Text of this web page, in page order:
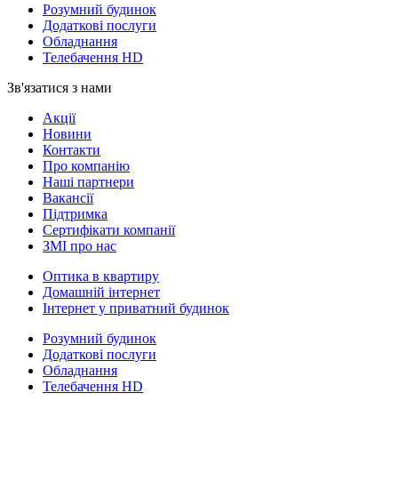
Розумний будинок
Додаткові послуги
Обладнання
Телебачення HD
Зв'язатися з нами
Акції
Новини
Контакти
Про компанію
Наші партнери
Вакансії
Підтримка
Сертифікати компанії
ЗМІ про нас
Оптика в квартиру
Домашній інтернет
Інтернет у приватний будинок
Розумний будинок
Додаткові послуги
Обладнання
Телебачення HD